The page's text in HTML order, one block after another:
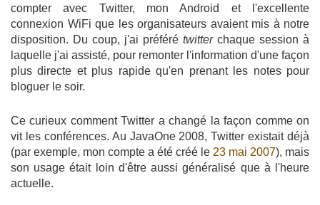
compter avec Twitter, mon Android et l'excellente
connexion WiFi que les organisateurs avaient mis à notre
disposition. Du coup, j'ai préféré twitterchaque session à
laquelle j'ai assisté, pour remonter l'information d'une façon
plus directe et plus rapide qu'en prenant les notes pour
bloguer le soir.
Ce curieux comment Twitter a changé la façon comme on
vit les conférences. Au JavaOne 2008, Twitter existait déjà
(par exemple, mon compte a été créé le 23 mai 2007), mais
son usage était loin d'être aussi généralisé que à l'heure
actuelle.